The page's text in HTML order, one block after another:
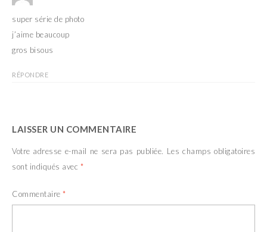
super série de photo
j’aime beaucoup
gros bisous
RÉPONDRE
LAISSER UN COMMENTAIRE
Votre adresse e-mail ne sera pas publiée. Les champs obligatoires
sont indiqués avec *
Commentaire *